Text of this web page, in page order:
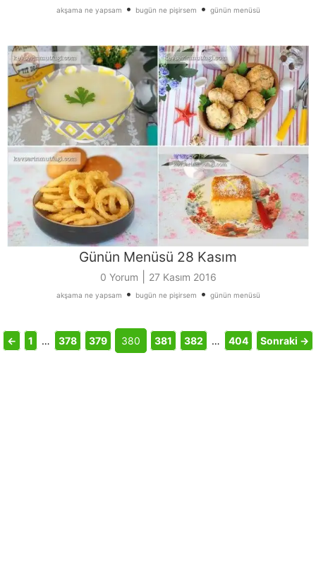
akşama ne yapsam • bugün ne pişirsem • günün menüsü
Günün Menüsü 28 Kasım
0 Yorum 27 Kasım 2016
akşama ne yapsam • bugün ne pişirsem • günün menüsü
← 1 … 378 379 380 381 382 … 404 Sonraki →